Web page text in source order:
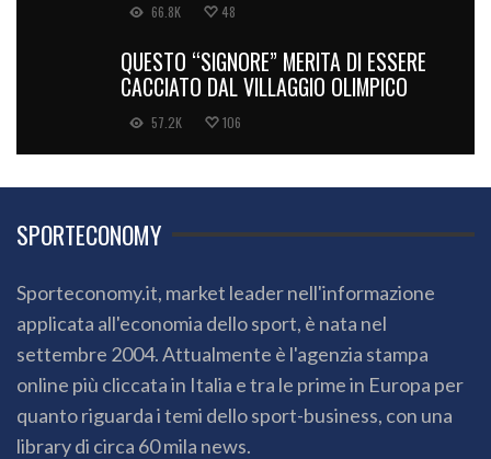
66.8K 48
QUESTO “SIGNORE” MERITA DI ESSERE
CACCIATO DAL VILLAGGIO OLIMPICO
57.2K 106
SPORTECONOMY
Sporteconomy.it, market leader nell'informazione
applicata all'economia dello sport, è nata nel
settembre 2004. Attualmente è l'agenzia stampa
online più cliccata in Italia e tra le prime in Europa per
quanto riguarda i temi dello sport-business, con una
library di circa 60 mila news.